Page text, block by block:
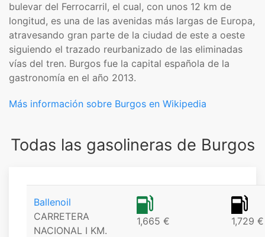
bulevar del Ferrocarril, el cual, con unos 12 km de
longitud, es una de las avenidas más largas de Europa,
atravesando gran parte de la ciudad de este a oeste
siguiendo el trazado reurbanizado de las eliminadas
vías del tren. Burgos fue la capital española de la
gastronomía en el año 2013.​
Más información sobre Burgos en Wikipedia
Todas las gasolineras de Burgos
Ballenoil
CARRETERA
NACIONAL I KM.
1,665 € 1,729 €